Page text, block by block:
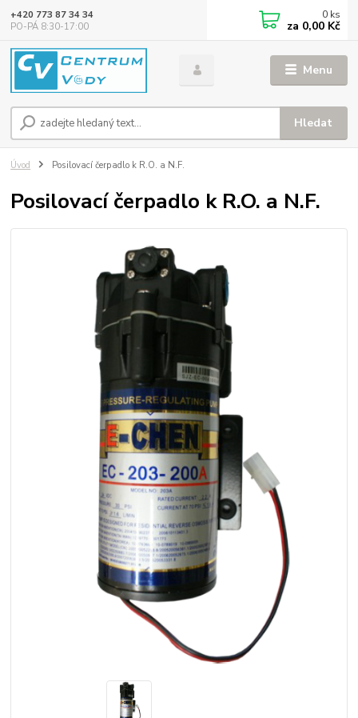
Menu
Hledat
+420 773 87 34 34
PO-PÁ 8:30-17:00
0 ks
za 0,00 Kč
Úvod Posilovací čerpadlo k R.O. a N.F.
Posilovací čerpadlo k R.O. a N.F.